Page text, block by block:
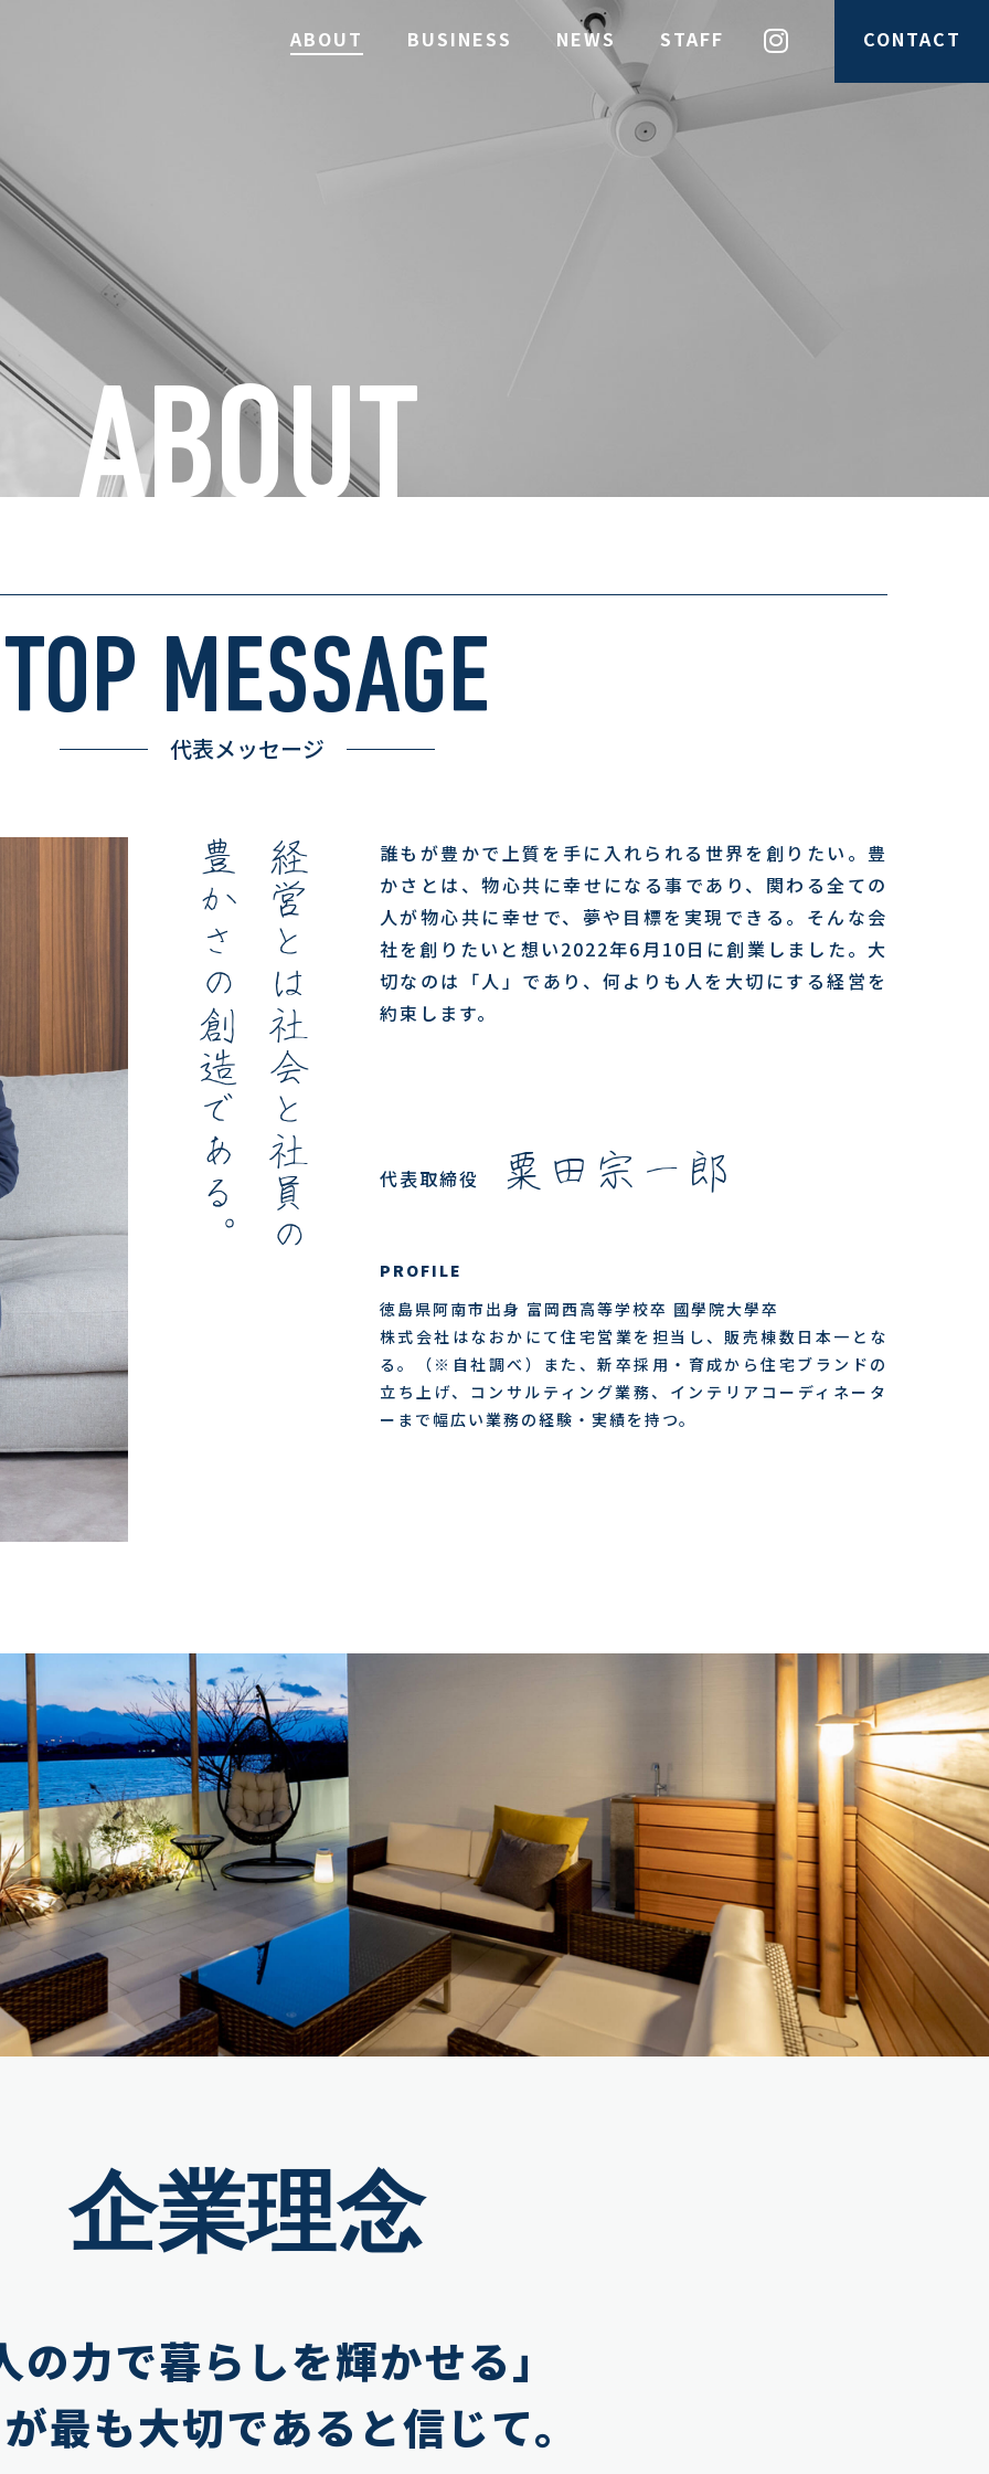
ABOUT BUSINESS NEWS STAFF CONTACT
ABOUT
TOP MESSAGE
代表メッセージ
経営とは社会と社員の
豊かさの創造である
。
誰もが豊かで上質を手に入れられる世界を創りたい。豊
かさとは、物心共に幸せになる事であり、関わる全ての
人が物心共に幸せで、夢や目標を実現できる。そんな会
社を創りたいと想い2022年6月10日に創業しました。大
切なのは「人」であり、何よりも人を大切にする経営を
約束します。
代表取締役 粟田宗一郎
PROFILE
徳島県阿南市出身 富岡西高等学校卒 國學院大學卒
株式会社はなおかにて住宅営業を担当し、販売棟数日本一とな
る。（※自社調べ）また、新卒採用・育成から住宅ブランドの
立ち上げ、コンサルティング業務、インテリアコーディネータ
ーまで幅広い業務の経験・実績を持つ。
企業理念
の力で暮らしを輝かせる」
最も大切であると信じて。